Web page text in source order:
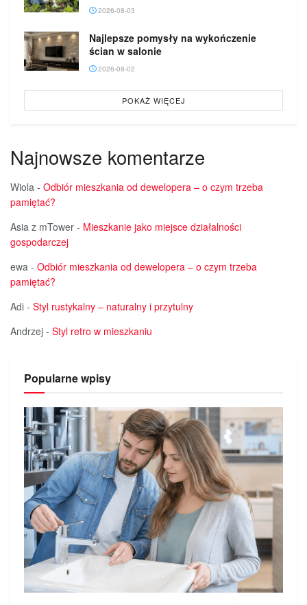
2026-08-03
Najlepsze pomysły na wykończenie
ścian w salonie
2026-08-02
POKAŻ WIĘCEJ
Najnowsze komentarze
Wiola - Odbiór mieszkania od dewelopera – o czym trzeba
pamiętać?
Asia z mTower - Mieszkanie jako miejsce działalności
gospodarczej
ewa - Odbiór mieszkania od dewelopera – o czym trzeba
pamiętać?
Adi - Styl rustykalny – naturalny i przytulny
Andrzej - Styl retro w mieszkaniu
Popularne wpisy